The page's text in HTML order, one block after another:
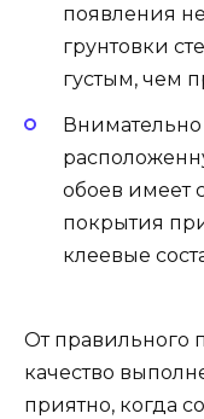
появления
грунтовки
густым, чем
обоев имеет
покрытия
клеевые
От правильного
качество
приятно, когда